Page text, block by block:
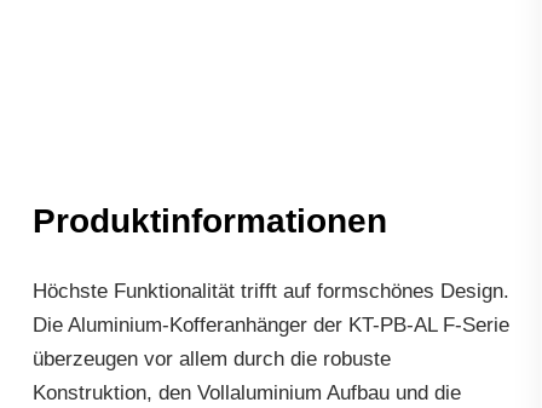
Produktinformationen
Höchste Funktionalität trifft auf formschönes Design.
Die Aluminium-Kofferanhänger der KT-PB-AL F-Serie
überzeugen vor allem durch die robuste
Konstruktion, den Vollaluminium Aufbau und die